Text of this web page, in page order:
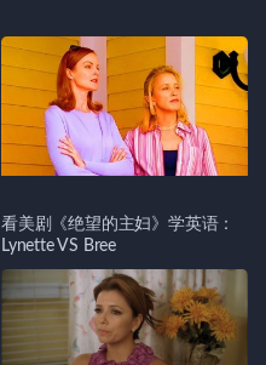
看美剧《绝望的主妇》学英语：
Lynette VS Bree